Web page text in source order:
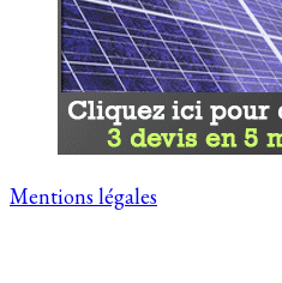
Mentions légales